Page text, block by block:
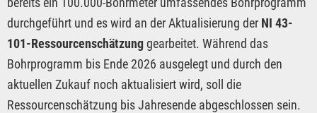
durchgeführt und es wird an der Aktualisierung der NI 43-
101-Ressourcenschätzunggearbeitet. Während das
Bohrprogramm bis Ende 2026 ausgelegt und durch den
aktuellen Zukauf noch aktualisiert wird, soll die
Ressourcenschätzung bis Jahresende abgeschlossen sein.